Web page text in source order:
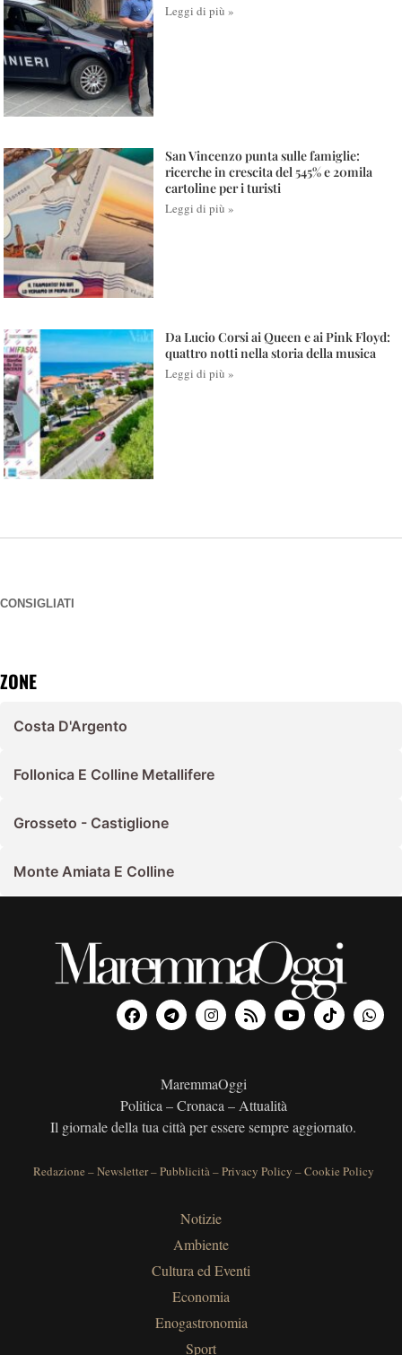
Leggi di più »
San Vincenzo punta sulle famiglie:
ricerche in crescita del 545% e 20mila
cartoline per i turisti
Leggi di più »
Da Lucio Corsi ai Queen e ai Pink Floyd:
quattro notti nella storia della musica
Leggi di più »
CONSIGLIATI
ZONE
Costa D'Argento
Follonica E Colline Metallifere
Grosseto - Castiglione
Monte Amiata E Colline
MaremmaOggi
Politica – Cronaca – Attualità
Il giornale della tua città per essere sempre aggiornato.
Redazione –Newsletter–Pubblicità–Privacy Policy –Cookie Policy
Notizie
Ambiente
Cultura ed Eventi
Economia
Enogastronomia
Sport